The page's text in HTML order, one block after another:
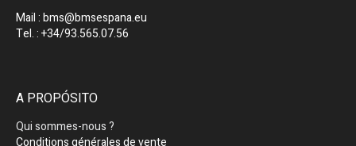
Mail : bms@bmsespana.eu
Tel. : +34/93.565.07.56
A PROPÓSITO
Qui sommes-nous ?
Conditions générales de vente